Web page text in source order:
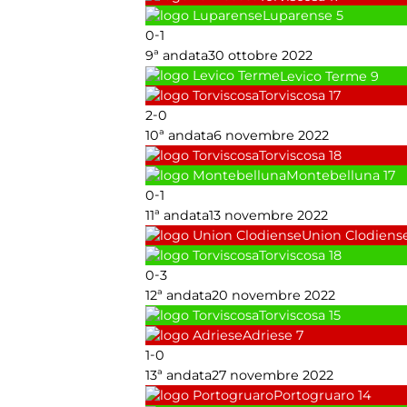
Luparense 5
0-1
9ª andata30 ottobre 2022
Levico Terme 9
Torviscosa 17
2-0
10ª andata6 novembre 2022
Torviscosa 18
Montebelluna 17
0-1
11ª andata13 novembre 2022
Union
Torviscosa 18
0-3
12ª andata20 novembre 2022
Torviscosa 15
Adriese 7
1-0
13ª andata27 novembre 2022
Portogruaro 14